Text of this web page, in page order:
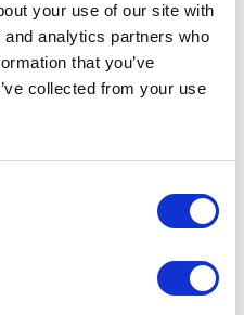
your use of our site with
analytics partners who
that you’ve
collected from your use